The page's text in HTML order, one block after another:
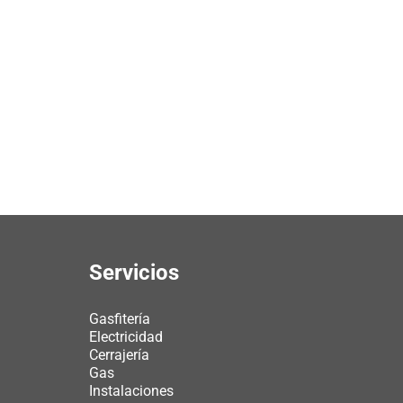
Servicios
Gasfitería
Electricidad
Cerrajería
Gas
Instalaciones